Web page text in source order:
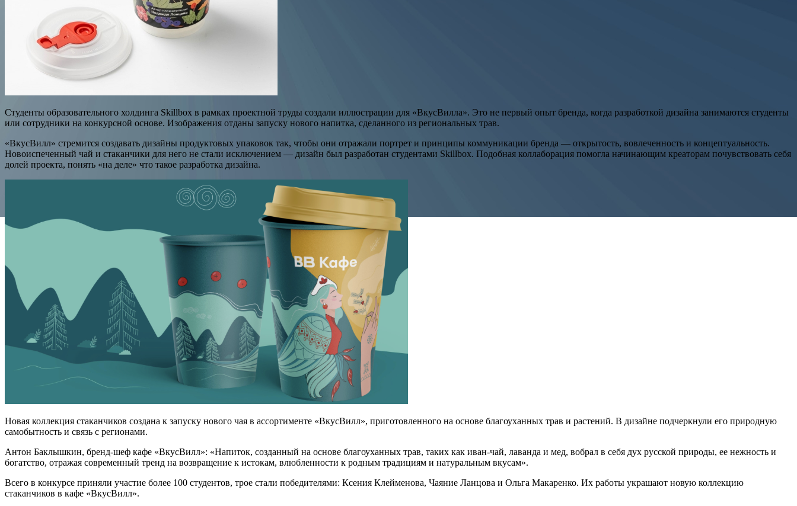
Студенты образовательного холдинга Skillbox в рамках проектной труды создали иллюстрации для «ВкусВилла». Это не первый опыт бренда, когда разработкой дизайна занимаются студенты
или сотрудники на конкурсной основе. Изображения отданы запуску нового напитка, сделанного из региональных трав.
«ВкусВилл» стремится создавать дизайны продуктовых упаковок так, чтобы они отражали портрет и принципы коммуникации бренда — открытость, вовлеченность и концептуальность.
Новоиспеченный чай и стаканчики для него не стали исключением — дизайн был разработан студентами Skillbox. Подобная коллаборация помогла начинающим креаторам почувствовать себя
долей проекта, понять «на деле» что такое разработка дизайна.
Новая коллекция стаканчиков создана к запуску нового чая в ассортименте «ВкусВилл», приготовленного на основе благоуханных трав и растений. В дизайне подчеркнули его природную
самобытность и связь с регионами.
Антон Баклышкин, бренд-шеф кафе «ВкусВилл»: «Напиток, созданный на основе благоуханных трав, таких как иван-чай, лаванда и мед, вобрал в себя дух русской природы, ее нежность и
богатство, отражая современный тренд на возвращение к истокам, влюбленности к родным традициям и натуральным вкусам».
Всего в конкурсе приняли участие более 100 студентов, трое стали победителями: Ксения Клейменова, Чаяние Ланцова и Ольга Макаренко. Их работы украшают новую коллекцию
стаканчиков в кафе «ВкусВилл».